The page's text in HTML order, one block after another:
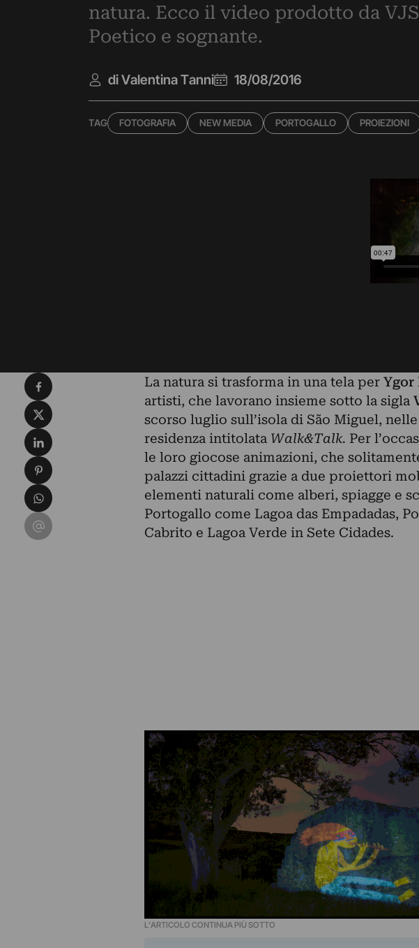
natura. Ecco il video prodotto da
Poetico e sognante.
di Valentina Tanni 18/08/2016
TAG FOTOGRAFIA NEW MEDIA PORTOGALLO PROIEZIONI
La natura si trasforma in una tela per Ygor
artisti, che lavorano insieme sotto la sigla
scorso luglio sull’isola di São Miguel,
residenza intitolata Walk&Talk. Per
le loro giocose animazioni, che
palazzi cittadini grazie a due proiettori
elementi naturali come alberi, spiagge e
Portogallo come Lagoa das Empadadas,
Cabrito e Lagoa Verde in Sete Cidades.
L'ARTICOLO CONTINUA PIÙ SOTTO
Condividi su Facebook
Condividi su X
Condividi su LinkedIn
Condividi su Pinterest
Condividi su WhatsApp
Condividi su Email